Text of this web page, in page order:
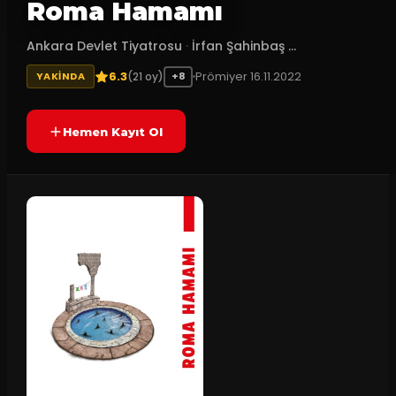
Roma Hamamı
Ankara Devlet Tiyatrosu · İrfan Şahinbaş ...
YAKINDA 6.3(21 oy) +8 Prömiyer16.11.2022
Hemen Kayıt Ol